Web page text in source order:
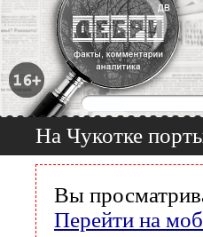
На Чукотке
Вы
Перейти на